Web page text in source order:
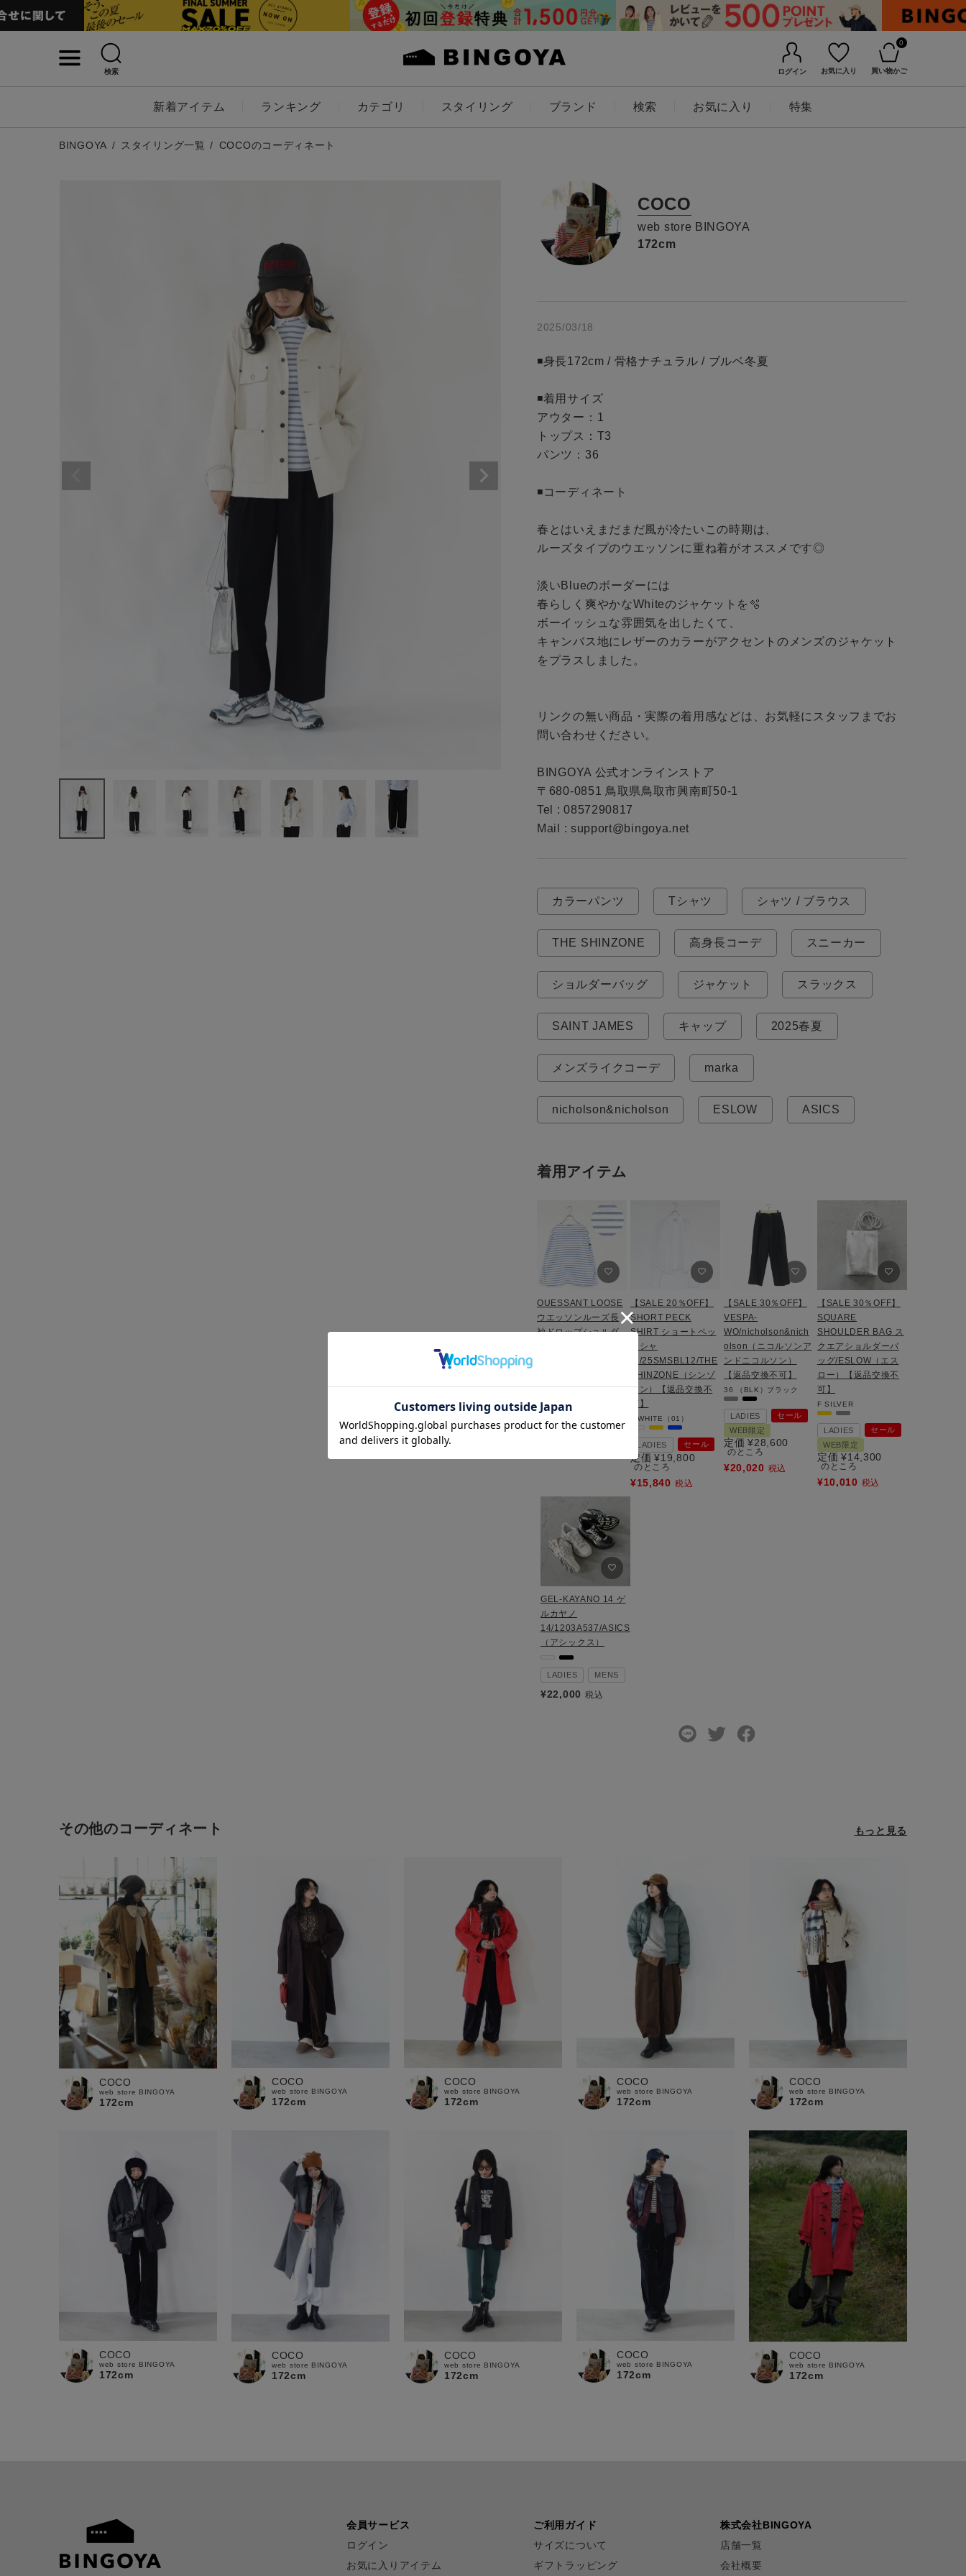
検索 ログイン お気に入り
0
買い物かご
新着アイテム ランキング カテゴリ スタイリング ブランド 検索 お気に入り 特集
様
ログイン / マイページ
お気に入りアイテム
アイテムを探す
スタイリングから探す
ブランドから探す
WEB限定アイテムを探す
履き比べ可能商品から探す
BINGOYAについて
BINGOYA
キーワード
LADIES
セール価格
この条件で絞り込む
BINGOYA スタイリング一覧 COCOのコーディネート
COCO
web store BINGOYA
172cm
2025/03/18
◾️身長172cm / 骨格ナチュラル / ブルベ冬夏
◾️着用サイズ
アウター：1
トップス：T3
パンツ：36
◾️コーディネート
春とはいえまだまだ風が冷たいこの時期は、
ルーズタイプのウエッソンに重ね着がオススメです◎
淡いBlueのボーダーには
春らしく爽やかなWhiteのジャケットを🫧
ボーイッシュな雰囲気を出したくて、
キャンバス地にレザーのカラーがアクセントのメンズのジャケット
をプラスしました。
リンクの無い商品・実際の着用感などは、お気軽にスタッフまでお
問い合わせください。
BINGOYA 公式オンラインストア
〒680-0851 鳥取県鳥取市興南町50-1
Tel : 0857290817
Mail : support@bingoya.net
カラーパンツ Tシャツ シャツ / ブラウス
THE SHINZONE 高身長コーデ スニーカー
ショルダーバッグ ジャケット スラックス
SAINT JAMES キャップ 2025春夏
メンズライクコーデ marka
nicholson&nicholson ESLOW ASICS
着用アイテム
OUESSANT LOOSE
ウエッソンルーズ長
袖ドロップショルダ
T3 NEIGE/DENIM
LADIES
【SALE 20％OFF】
SHORT PECK
SHIRT ショートペッ
クシャ
ツ/25SMSBL12/THE
SHINZONE（シンゾ
ーン）【返品交換不
可】
WHITE（01）
LADIES セール
定価 ¥19,800
のところ
¥15,840 税込
【SALE 30％OFF】
VESPA-
WO/nicholson&nich
olson（ニコルソンア
ンドニコルソン）
【返品交換不可】
36 （BLK）ブラック
LADIES
セール
WEB限定
定価 ¥28,600
のところ
¥20,020 税込
【SALE 30％OFF】
SQUARE
SHOULDER BAG ス
クエアショルダーバ
ッグ/ESLOW（エス
ロー）【返品交換不
可】
F SILVER
LADIES
セール
WEB限定
定価 ¥14,300
のところ
¥10,010 税込
GEL-KAYANO 14 ゲ
ルカヤノ
14/1203A537/ASICS
（アシックス）
LADIES MENS
¥22,000 税込
その他のコーディネート
COCO
web store BINGOYA
172cm
COCO
web store BINGOYA
172cm
COCO
web store BINGOYA
172cm
COCO
web store BINGOYA
172cm
COCO
web store BINGOYA
172cm
COCO
web store BINGOYA
172cm
COCO
web store BINGOYA
172cm
COCO
web store BINGOYA
172cm
COCO
web store BINGOYA
172cm
COCO
web store BINGOYA
172cm
もっと見る
会員サービス
ログイン
お気に入りアイテム
ご利用ガイド
サイズについて
ギフトラッピング
株式会社BINGOYA
店舗一覧
会社概要